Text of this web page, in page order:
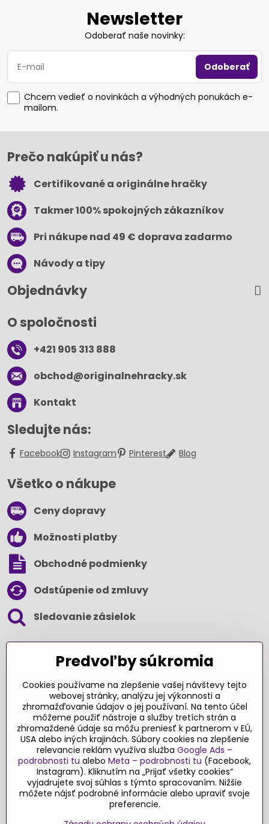
Newsletter
Odoberať naše novinky:
Odoberať
Chcem vedieť o novinkách a výhodných ponukách e-
mailom.
Prečo nakúpiť u nás?
Certifikované a originálne hračky
Takmer 100% spokojných zákazníkov
Pri nákupe nad 49 € doprava zadarmo
Návody a tipy
Objednávky
O spoločnosti
+421 905 313 888
obchod​@originalnehracky​.sk
Kontakt
Sledujte nás:
Facebook Instagram Pinterest Blog
Všetko o nákupe
Ceny dopravy
Možnosti platby
Obchodné podmienky
Odstúpenie od zmluvy
Sledovanie zásielok
Ďakujeme za podporu
Sme slovenský e-shop​. Fungujeme len
vďaka vám – rodičom a všetkým, ktorí veria
v poctivý výber kvalitných hračiek s
pridanou hodnotou​. Každý nákup na
Originalnehracky​.sk je pre nás podporou a
motiváciou prinášať hračky a produkty,
ktoré majú zmysel​.
Predvoľby súkromia
Cookies používame na zlepšenie vašej návštevy tejto
webovej stránky, analýzu jej výkonnosti a
zhromažďovanie údajov o jej používaní. Na tento účel
môžeme použiť nástroje a služby tretích strán a
zhromaždené údaje sa môžu preniesť k partnerom v EÚ,
USA alebo iných krajinách. Súbory cookies na zlepšenie
relevancie reklám využíva služba Google Ads –
podrobnosti tu alebo Meta – podrobnosti tu (Facebook,
Instagram). Kliknutím na „Prijať všetky cookies“
vyjadrujete svoj súhlas s týmto spracovaním. Nižšie
môžete nájsť podrobné informácie alebo upraviť svoje
preferencie.